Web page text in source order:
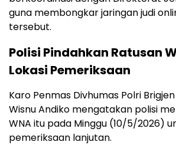
guna membongkar jaringan judi
tersebut.
Polisi Pindahkan Ratusan
Lokasi Pemeriksaan
Karo Penmas Divhumas Polri
Wisnu Andiko mengatakan polisi
WNA itu pada Minggu (10/5/2026)
pemeriksaan lanjutan.